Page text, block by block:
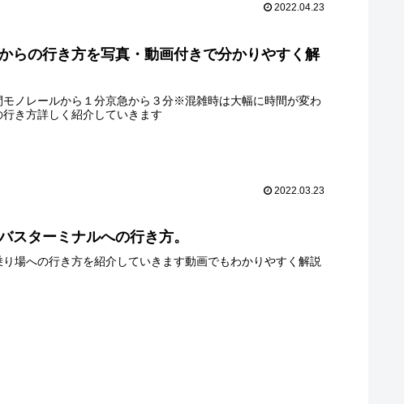
2022.04.23
らの行き方を写真・動画付きで分かりやすく解
ノレールから１分京急から３分※混雑時は大幅に時間が変わ
き方詳しく紹介していきます
2022.03.23
スターミナルへの行き方。
場への行き方を紹介していきます動画でもわかりやすく解説